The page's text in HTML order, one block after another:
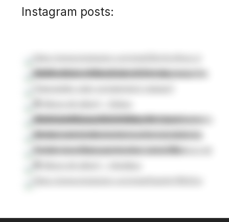
Instagram posts: